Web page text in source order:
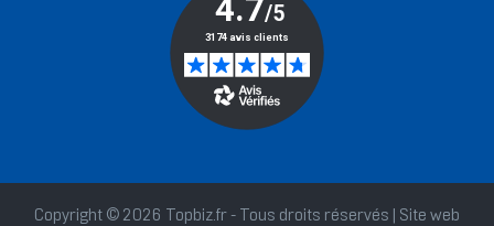
Copyright © 2026 Topbiz.fr - Tous droits réservés | Site web